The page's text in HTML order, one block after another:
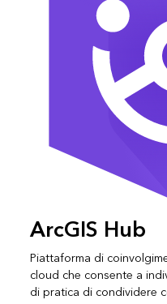
ArcGIS Hub
Piattaforma di
cloud che consente a
di pratica di condividere